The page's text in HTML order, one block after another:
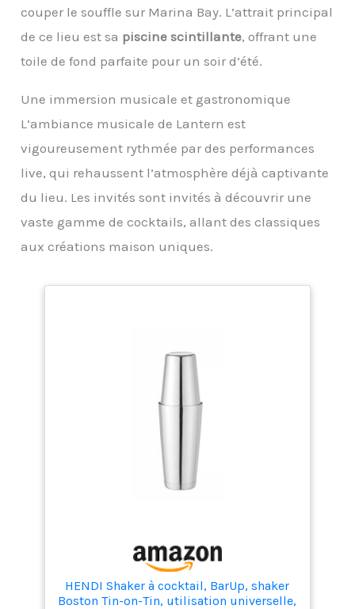
couper le souffle sur Marina Bay. L’attrait principal
de ce lieu est sa piscine scintillante, offrant une
toile de fond parfaite pour un soir d’été.
Une immersion musicale et gastronomique
L’ambiance musicale de Lantern est
vigoureusement rythmée par des performances
live, qui rehaussent l’atmosphère déjà captivante
du lieu. Les invités sont invités à découvrir une
vaste gamme de cocktails, allant des classiques
aux créations maison uniques.
HENDI Shaker à cocktail, BarUp, shaker
Boston Tin-on-Tin, utilisation universelle,